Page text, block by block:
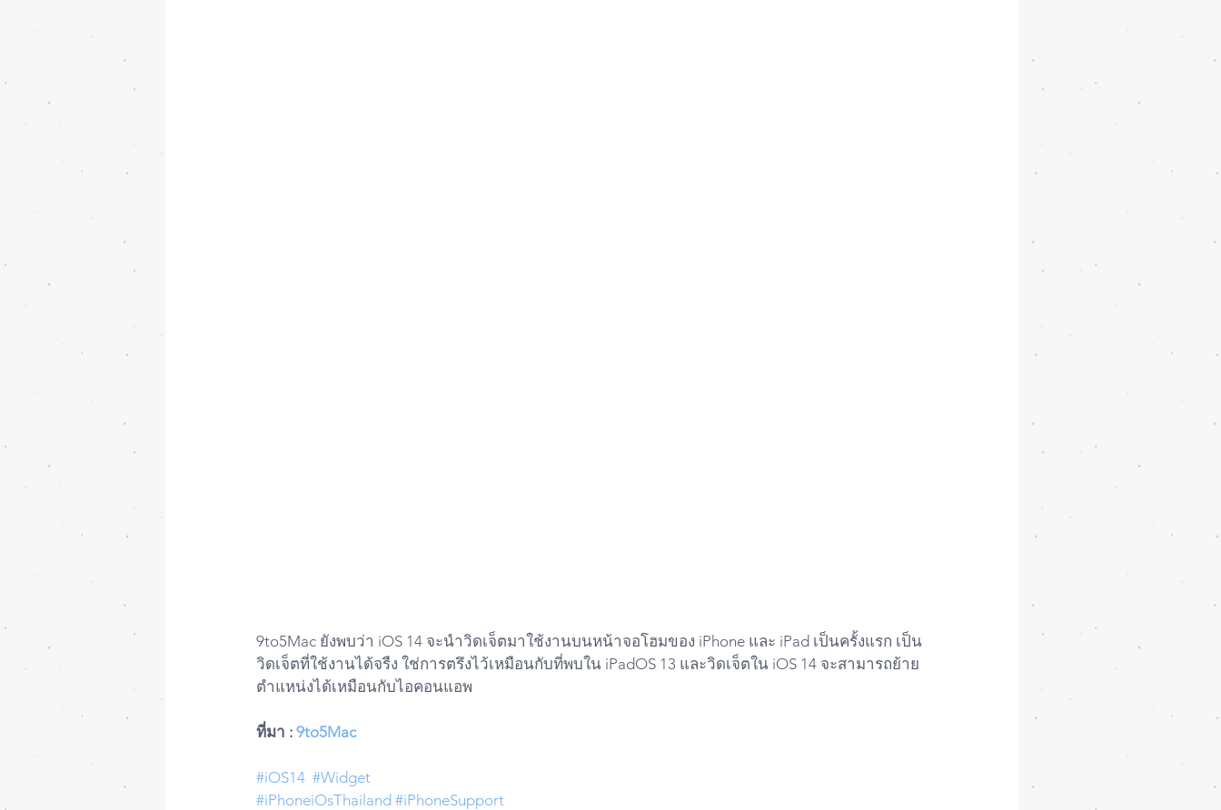
9to5Mac ยังพบว่า iOS 14 จะนำวิดเจ็ตมาใช้งานบนหน้าจอโฮมของ iPhone และ iPad เป็นครั้งแรก เป็น
วิดเจ็ตที่ใช้งานได้จรืง ใช่การตรึงไว้เหมือนกับที่พบใน iPadOS 13 และวิดเจ็ตใน iOS 14 จะสามารถย้าย
ตำแหน่งได้เหมือนกับไอคอนแอพ
ที่มา : 9to5Mac
#iOS14 #Widget
#iPhoneiOsThailand #iPhoneSupport